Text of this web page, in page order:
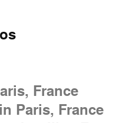
France
Paris, France